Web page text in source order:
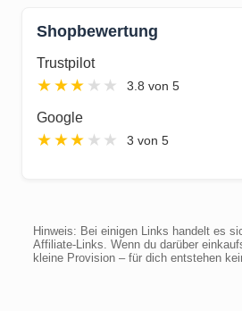
Shopbewertung
Trustpilot
★★★ ★ ★ 3.8 von 5
Google
★★★ ★ ★ 3 von 5
Hinweis: Bei einigen Links handelt es
Affiliate-Links. Wenn du darüber
kleine Provision – für dich entstehen